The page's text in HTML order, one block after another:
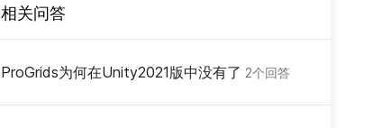
相关问答
ProGrids为何在Unity2021版中没有了 2个回答